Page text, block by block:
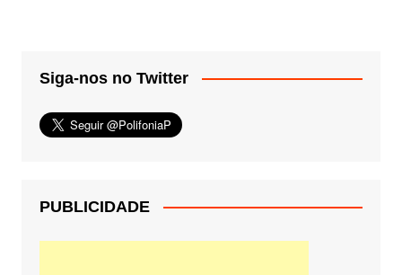
Siga-nos no Twitter
PUBLICIDADE